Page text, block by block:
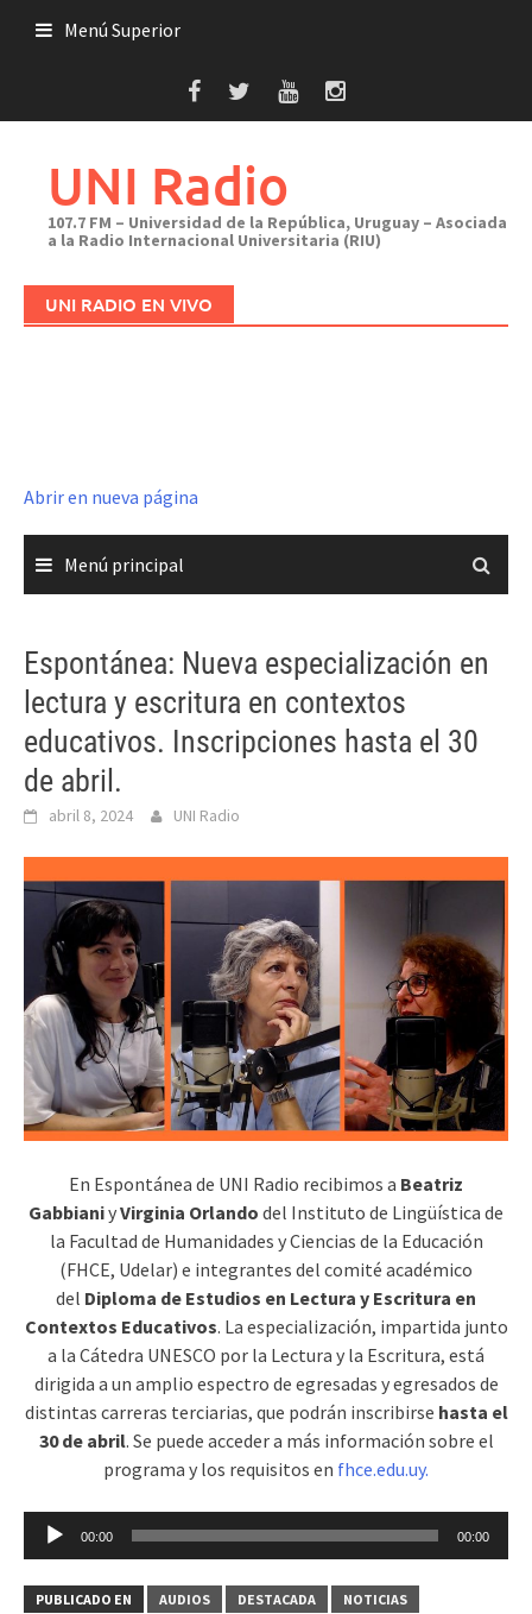
Menú Superior
UNI Radio
107.7 FM – Universidad de la República, Uruguay – Asociada
a la Radio Internacional Universitaria (RIU)
UNI RADIO EN VIVO
Abrir en nueva página
Menú principal
Espontánea: Nueva especialización en
lectura y escritura en contextos
educativos. Inscripciones hasta el 30
de abril.
abril 8, 2024 UNI Radio
En Espontánea de UNI Radio recibimos a Beatriz
GabbianiyVirginia Orlando del Instituto de Lingüística de
la Facultad de Humanidades y Ciencias de la Educación
(FHCE, Udelar) e integrantes del comité académico
del Diploma de Estudios en Lectura y Escritura en
Contextos Educativos. La especialización, impartida junto
a la Cátedra UNESCO por la Lectura y la Escritura, está
dirigida a un amplio espectro de egresadas y egresados de
distintas carreras terciarias, que podrán inscribirse hasta el
30 de abril. Se puede acceder a más información sobre el
programa y los requisitos en fhce.edu.uy.
Reproductor
audio
00:00 00:00
PUBLICADO EN AUDIOS DESTACADA NOTICIAS